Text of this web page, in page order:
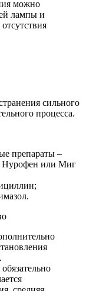
можно
лампы и
сильного
процесса.
препараты –
Нурофен или Миг